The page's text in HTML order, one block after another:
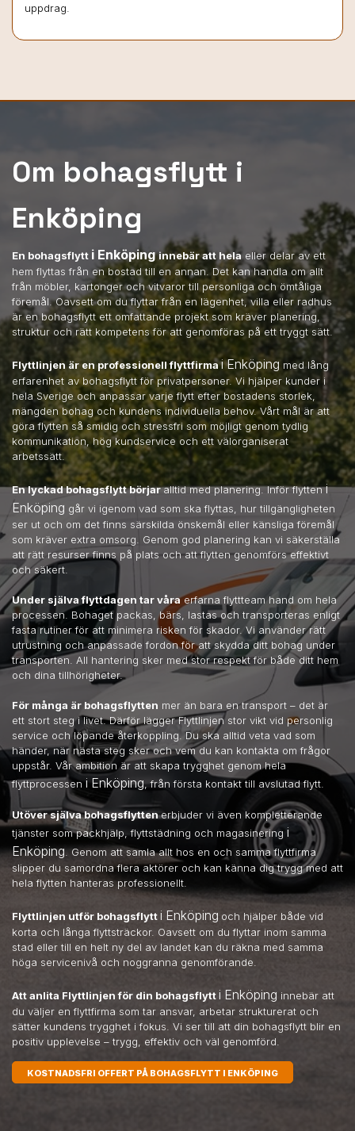
uppdrag.
Om bohagsflytt i
Enköping
En bohagsflytt i Enköpinginnebär att hela eller delar av ett
hem flyttas från en bostad till en annan. Det kan handla om allt
från möbler, kartonger och vitvaror till personliga och ömtåliga
föremål. Oavsett om du flyttar från en lägenhet, villa eller radhus
är en bohagsflytt ett omfattande projekt som kräver planering,
struktur och rätt kompetens för att genomföras på ett tryggt sätt.
Flyttlinjen är en professionell flyttfirmai Enköping med lång
erfarenhet av bohagsflytt för privatpersoner. Vi hjälper kunder i
hela Sverige och anpassar varje flytt efter bostadens storlek,
mängden bohag och kundens individuella behov. Vårt mål är att
göra flytten så smidig och stressfri som möjligt genom tydlig
kommunikation, hög kundservice och ett välorganiserat
arbetssätt.
En lyckad bohagsflytt börjaralltid med planering. Inför flytteni
Enköping går vi igenom vad som ska flyttas, hur tillgängligheten
ser ut och om det finns särskilda önskemål eller känsliga föremål
som kräver extra omsorg. Genom god planering kan vi säkerställa
att rätt resurser finns på plats och att flytten genomförs effektivt
och säkert.
Under själva flyttdagen tar våraerfarna flyttteam hand om hela
processen. Bohaget packas, bärs, lastas och transporteras enligt
fasta rutiner för att minimera risken för skador. Vi använder rätt
utrustning och anpassade fordon för att skydda ditt bohag under
transporten. All hantering sker med stor respekt för både ditt hem
och dina tillhörigheter.
För många är bohagsflytten mer än bara en transport – det är
ett stort steg i livet. Därför lägger Flyttlinjen stor vikt vid personlig
service och löpande återkoppling. Du ska alltid veta vad som
händer, när nästa steg sker och vem du kan kontakta om frågor
uppstår. Vår ambition är att skapa trygghet genom hela
flyttprocesseni Enköping, från första kontakt till avslutad flytt.
Utöver själva bohagsflyttenerbjuder vi även kompletterande
tjänster som packhjälp, flyttstädning och magasinering i
Enköping. Genom att samla allt hos en och samma flyttfirma
slipper du samordna flera aktörer och kan känna dig trygg med att
hela flytten hanteras professionellt.
Flyttlinjen utför bohagsflytti Enköping och hjälper både vid
korta och långa flyttsträckor. Oavsett om du flyttar inom samma
stad eller till en helt ny del av landet kan du räkna med samma
höga servicenivå och noggranna genomförande.
Att anlita Flyttlinjen för din bohagsflytti Enköping innebär att
du väljer en flyttfirma som tar ansvar, arbetar strukturerat och
sätter kundens trygghet i fokus. Vi ser till att din bohagsflytt blir en
positiv upplevelse – trygg, effektiv och väl genomförd.
KOSTNADSFRI OFFERT PÅ BOHAGSFLYTT I ENKÖPING